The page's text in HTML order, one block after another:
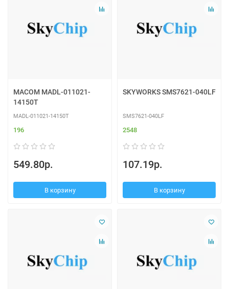
MACOM MADL-011021-
14150T
MADL-011021-14150T
196
549.80р.
В корзину
SKYWORKS SMS7621-040LF
SMS7621-040LF
2548
107.19р.
В корзину